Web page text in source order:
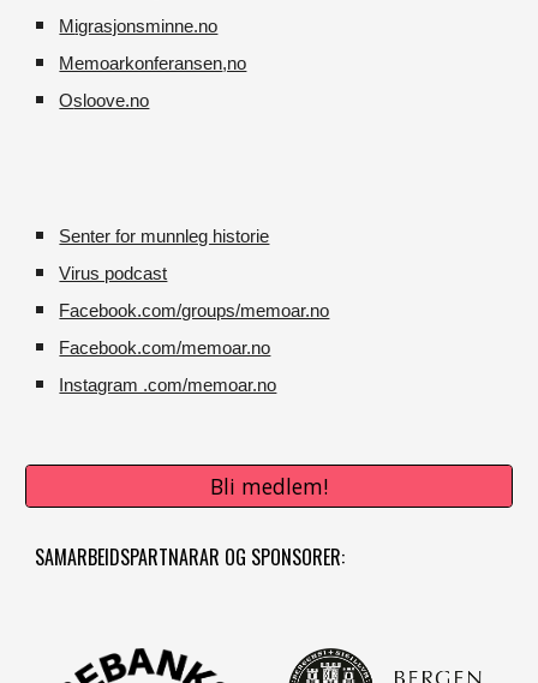
M igrasjonsminne.no
Memoarkonferansen,no
Osloove.no
Senter for munnleg historie
Virus podcast
Facebook.com/groups/memoar.no
Facebook.com/memoar.no
Instagram .com/memoar.no
Bli medlem!
SAMARBEIDSPARTNARAR OG SPONSORER: